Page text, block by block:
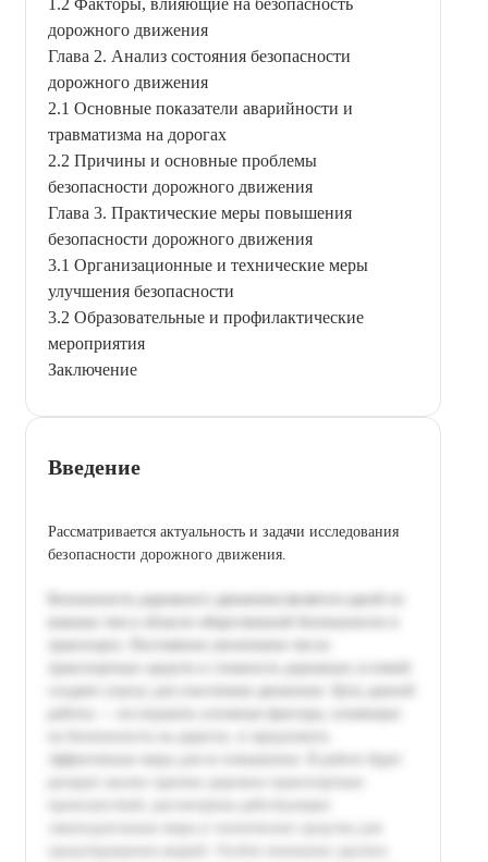
дорожного движения
Глава 2. Анализ состояния безопасности
дорожного движения
2.1 Основные показатели аварийности и
травматизма на дорогах
2.2 Причины и основные проблемы
безопасности дорожного движения
Глава 3. Практические меры повышения
безопасности дорожного движения
3.1 Организационные и технические меры
улучшения безопасности
3.2 Образовательные и профилактические
мероприятия
Заключение
Введение
Рассматривается актуальность и задачи исследования
безопасности дорожного движения.